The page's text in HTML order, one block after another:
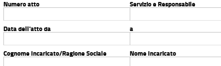
Numero atto
Data dell'atto da
Cognome Incaricato/Ragione Sociale
Servizio e Responsabile
a
Nome Incaricato